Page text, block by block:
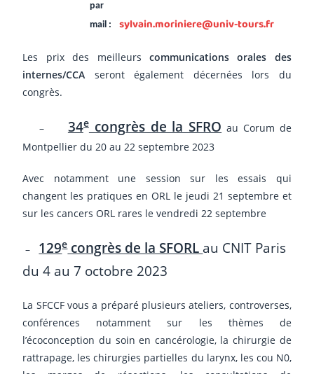
par
mail :
sylvain.moriniere@univ-tours.fr
Les prix des meilleurs communications orales des
internes/CCA seront également décernées lors du
congrès.
– 34econgrès de la SFRO au Corum de
Montpellier du 20 au 22 septembre 2023
Avec notamment une session sur les essais qui
changent les pratiques en ORL le jeudi 21 septembre et
sur les cancers ORL rares le vendredi 22 septembre
– 129econgrès de la SFORL au CNIT Paris
du 4 au 7 octobre 2023
La SFCCF vous a préparé plusieurs ateliers, controverses,
conférences notamment sur les thèmes de
l’écoconception du soin en cancérologie, la chirurgie de
rattrapage, les chirurgies partielles du larynx, les cou N0,